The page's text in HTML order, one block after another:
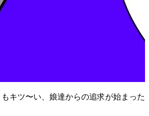
キツ〜い、娘達からの追求が始まった